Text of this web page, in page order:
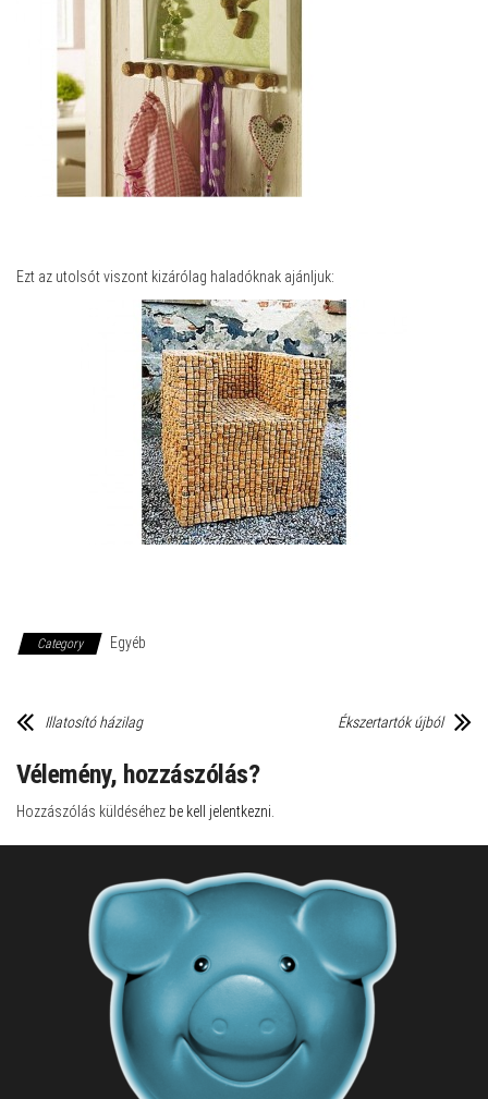
Ezt az utolsót viszont kizárólag haladóknak ajánljuk:
Category Egyéb
Illatosító házilag Ékszertartók újból
Vélemény, hozzászólás?
Hozzászólás küldéséhez be kell jelentkezni